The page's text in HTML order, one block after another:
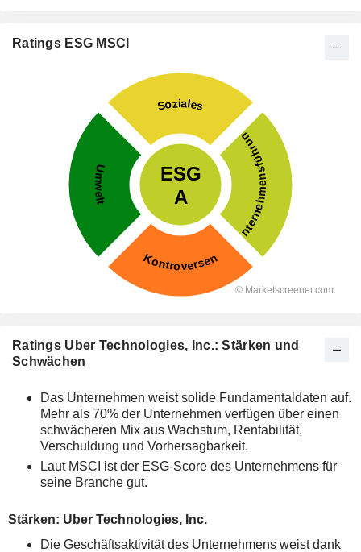
Ratings ESG MSCI
Ratings Uber Technologies, Inc.: Stärken und
Schwächen
Das Unternehmen weist solide Fundamentaldaten auf.
Mehr als 70% der Unternehmen verfügen über einen
schwächeren Mix aus Wachstum, Rentabilität,
Verschuldung und Vorhersagbarkeit.
Laut MSCI ist der ESG-Score des Unternehmens für
seine Branche gut.
Stärken: Uber Technologies, Inc.
Die Geschäftsaktivität des Unternehmens weist dank